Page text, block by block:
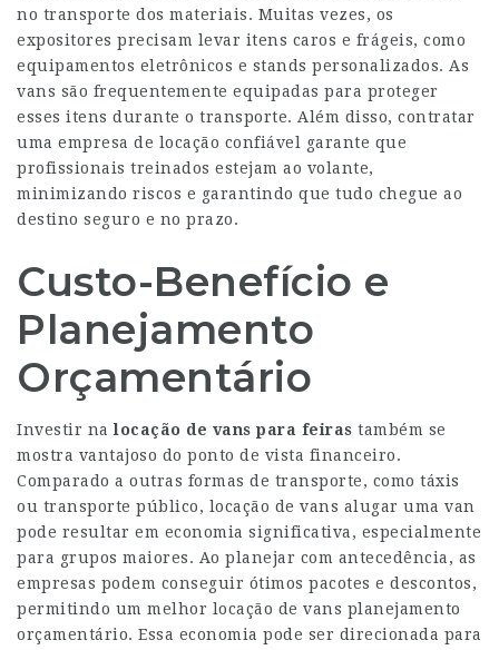
no transporte dos materiais. Muitas vezes, os
expositores precisam levar itens caros e frágeis, como
equipamentos eletrônicos e stands personalizados. As
vans são frequentemente equipadas para proteger
esses itens durante o transporte. Além disso, contratar
uma empresa de locação confiável garante que
profissionais treinados estejam ao volante,
minimizando riscos e garantindo que tudo chegue ao
destino seguro e no prazo.
Custo-Benefício e
Planejamento
Orçamentário
Investir nalocação de vans para feiras também se
mostra vantajoso do ponto de vista financeiro.
Comparado a outras formas de transporte, como táxis
ou transporte público, locação de vans alugar uma van
pode resultar em economia significativa, especialmente
para grupos maiores. Ao planejar com antecedência, as
empresas podem conseguir ótimos pacotes e descontos,
permitindo um melhor locação de vans planejamento
orçamentário. Essa economia pode ser direcionada para